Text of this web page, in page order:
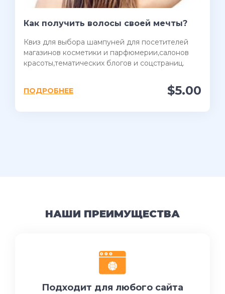
Как получить волосы своей мечты?
Квиз для выбора шампуней для посетителей
магазинов косметики и парфюмерии,салонов
красоты,тематических блогов и соцстраниц.
$5.00
ПОДРОБНЕЕ
НАШИ ПРЕИМУЩЕСТВА
Подходит для любого сайта